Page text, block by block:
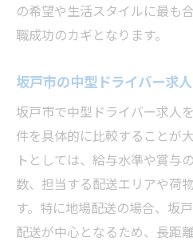
の希望や生活スタイルに最も
職成功のカギとなります。
坂戸市の中型ドライバー求
坂戸市で中型ドライバー求人
件を具体的に比較することが
トとしては、給与水準や賞与
数、担当する配送エリアや荷
す。特に地場配送の場合、坂
配送が中心となるため、長距